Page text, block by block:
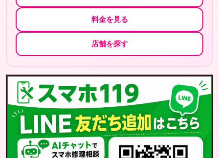
料金を見る
店舗を探す